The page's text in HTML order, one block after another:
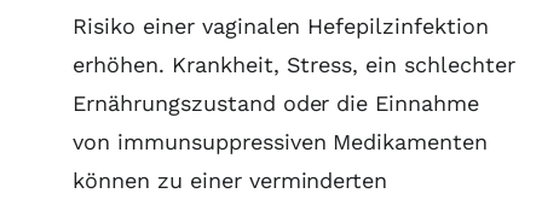
Risiko einer vaginalen Hefepilzinfektion
erhöhen. Krankheit, Stress, ein schlechter
Ernährungszustand oder die Einnahme
von immunsuppressiven Medikamenten
können zu einer verminderten